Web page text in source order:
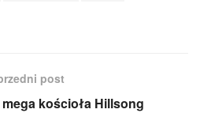
post
kościoła Hillsong